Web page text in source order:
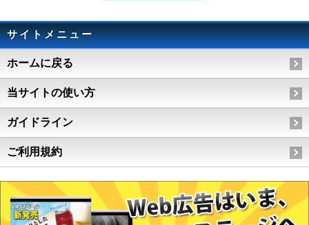
サイトメニュー
ホームに戻る
当サイトの使い方
ガイドライン
ご利用規約